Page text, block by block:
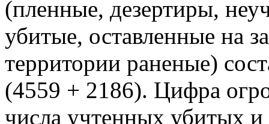
(пленные, дезертиры,
убитые, оставленные на
территории раненые)
(4559 + 2186). Цифра
числа учтенных убитых